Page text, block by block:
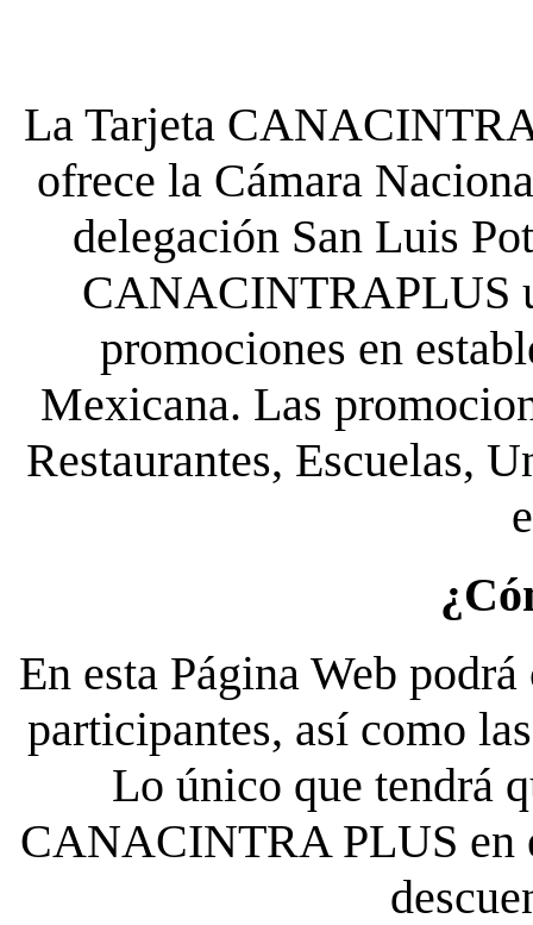
La Tarjeta
ofrece la Cámara
delegación San Luis
CANACINTRAPLUS
promociones en
Mexicana. Las
Restaurantes, Escuelas,
En esta Página Web
participantes, así como
Lo único que tendrá
CANACINTRA PLUS en